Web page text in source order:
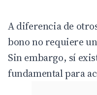
A diferencia de
bono no requiere
Sin embargo, sí
fundamental para